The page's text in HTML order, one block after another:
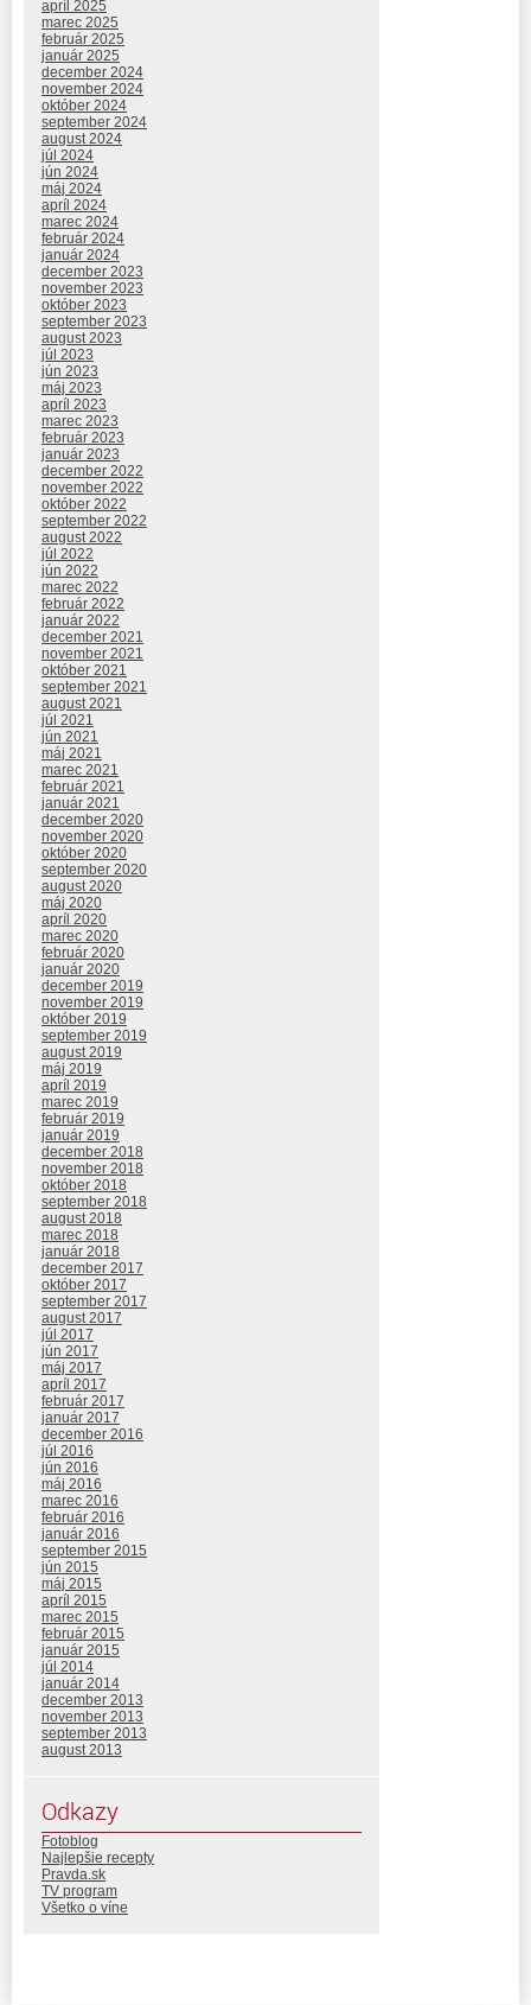
apríl 2025
marec 2025
február 2025
január 2025
december 2024
november 2024
október 2024
september 2024
august 2024
júl 2024
jún 2024
máj 2024
apríl 2024
marec 2024
február 2024
január 2024
december 2023
november 2023
október 2023
september 2023
august 2023
júl 2023
jún 2023
máj 2023
apríl 2023
marec 2023
február 2023
január 2023
december 2022
november 2022
október 2022
september 2022
august 2022
júl 2022
jún 2022
marec 2022
február 2022
január 2022
december 2021
november 2021
október 2021
september 2021
august 2021
júl 2021
jún 2021
máj 2021
marec 2021
február 2021
január 2021
december 2020
november 2020
október 2020
september 2020
august 2020
máj 2020
apríl 2020
marec 2020
február 2020
január 2020
december 2019
november 2019
október 2019
september 2019
august 2019
máj 2019
apríl 2019
marec 2019
február 2019
január 2019
december 2018
november 2018
október 2018
september 2018
august 2018
marec 2018
január 2018
december 2017
október 2017
september 2017
august 2017
júl 2017
jún 2017
máj 2017
apríl 2017
február 2017
január 2017
december 2016
júl 2016
jún 2016
máj 2016
marec 2016
február 2016
január 2016
september 2015
jún 2015
máj 2015
apríl 2015
marec 2015
február 2015
január 2015
júl 2014
január 2014
december 2013
november 2013
september 2013
august 2013
Odkazy
Fotoblog
Najlepšie recepty
Pravda.sk
TV program
Všetko o víne